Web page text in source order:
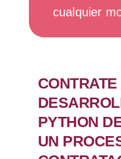
cualquier
CONTRATE
PYTHON
UN